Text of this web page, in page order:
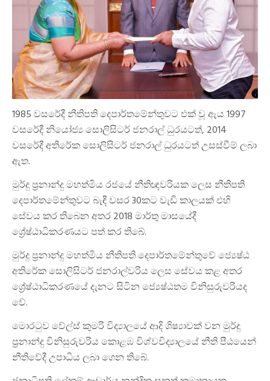
1985 වසරේදී නීතිපති දෙපාර්තමේන්තුවට එක් වූ ඇය 1997
වසරේදී නියෝජ්‍ය සොලිසිටර් ජනරාල් ධුරයටත්, 2014
වසරේදී අතිරේක සොලිසිටර් ජනරාල් ධුරයටත් උසස්වීම් ලබා
ඇත.
මුර්දු ප්‍රනාන්දු මහත්මිය රජයේ නීතිඥවරියක ලෙස නීතිපති
දෙපාර්තමේන්තුවට බැඳී වසර 30කට වැඩි කාලයක් එහි
සේවය කර තිබෙන අතර 2018 මාර්තු මාසයේදී
ශ්‍රේෂ්ඨාධිකරණයට පත් කර තිබේ.
මුර්දු ප්‍රනාන්දු මහත්මිය නීතිපති දෙපාර්තමේන්තුවේ ජ්‍යෙෂ්ඨ
අතිරේක සොලිසිටර් ජනරාල්වරිය ලෙස සේවය කළ අතර
ශ්‍රේෂ්ඨාධිකරණයේ දැනට සිටින ජ්‍යෙෂ්ඨතම විනිසුරුවරියද
වේ.
මොරටුව වේල්ස් කුමරි විද්‍යාලයේ ආදි ශිෂ්‍යාවක් වන මුර්දු
ප්‍රනාන්දු විනිසුරුවරිය කොළඹ විශ්වවිද්‍යාලයේ නීති පීඨයෙන්
නීතිවේදී උපාධිය ලබා ගෙන තිබේ.